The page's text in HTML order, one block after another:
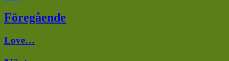
Inläggsnavigering
Föregående
Föregående
Love…